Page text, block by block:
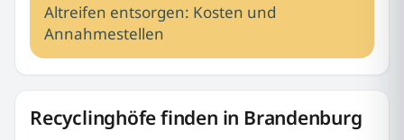
Altreifen entsorgen: Kosten und
Annahmestellen
Recyclinghöfe finden in Brandenburg